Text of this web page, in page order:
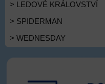
> LEDOVÉ KRÁLOVSTVÍ
> SPIDERMAN
> WEDNESDAY